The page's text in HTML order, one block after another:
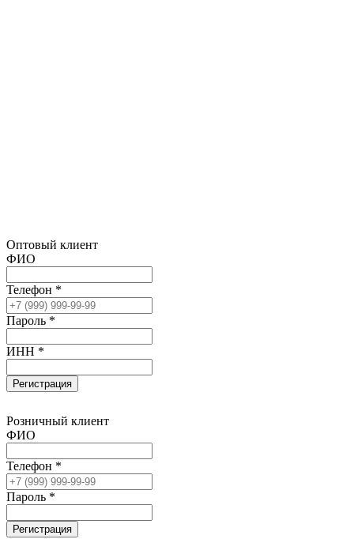
Оптовый клиент
ФИО
Телефон *
Пароль *
ИНН *
Регистрация
Розничный клиент
ФИО
Телефон *
Пароль *
Регистрация